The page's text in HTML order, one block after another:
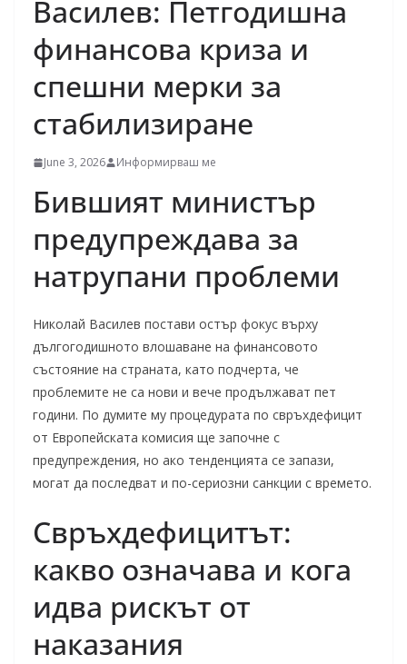
Василев: Петгодишна
финансова криза и
спешни мерки за
стабилизиране
June 3, 2026 Информирваш ме
Бившият министър
предупреждава за
натрупани проблеми
Николай Василев постави остър фокус върху
дългогодишното влошаване на финансовото
състояние на страната, като подчерта, че
проблемите не са нови и вече продължават пет
години. По думите му процедурата по свръхдефицит
от Европейската комисия ще започне с
предупреждения, но ако тенденцията се запази,
могат да последват и по-сериозни санкции с времето.
Свръхдефицитът:
какво означава и кога
идва рискът от
наказания